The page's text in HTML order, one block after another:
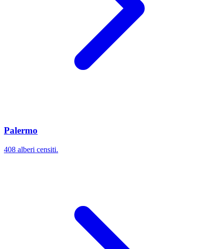
Palermo
408 alberi censiti.